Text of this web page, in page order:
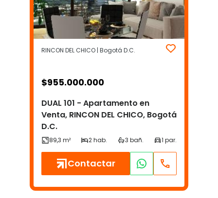
RINCON DEL CHICO | Bogotá D.C.
$955.000.000
DUAL 101 - Apartamento en
Venta, RINCON DEL CHICO, Bogotá
D.C.
Contactar